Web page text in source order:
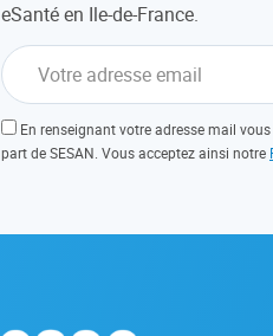
eSanté en Ile-de-France.
En renseignant votre adresse mail
part de SESAN. Vous acceptez ainsi notre